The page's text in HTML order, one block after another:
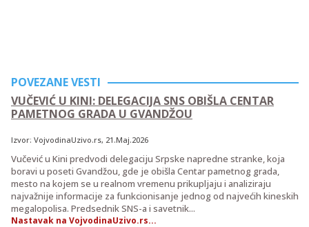
POVEZANE VESTI
VUČEVIĆ U KINI: DELEGACIJA SNS OBIŠLA CENTAR
PAMETNOG GRADA U GVANDŽOU
Izvor: VojvodinaUzivo.rs, 21.Maj.2026
Vučević u Kini predvodi delegaciju Srpske napredne stranke, koja
boravi u poseti Gvandžou, gde je obišla Centar pametnog grada,
mesto na kojem se u realnom vremenu prikupljaju i analiziraju
najvažnije informacije za funkcionisanje jednog od najvećih kineskih
megalopolisa. Predsednik SNS-a i savetnik...
Nastavak na VojvodinaUzivo.rs...